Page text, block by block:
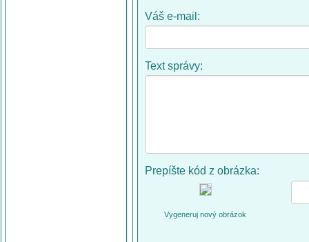
Váš e-mail:
Text správy:
Prepíšte kód z obrázka:
Vygeneruj nový obrázok